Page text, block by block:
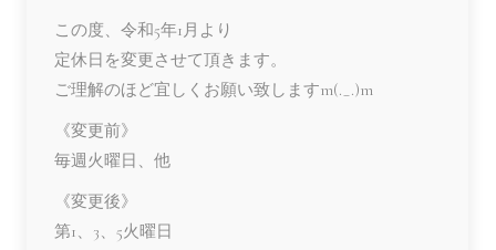
この度、令和5年1月より
定休日を変更させて頂きます。
ご理解のほど宜しくお願い致しますm(._.)m
《変更前》
毎週火曜日、他
《変更後》
第1、3、5火曜日